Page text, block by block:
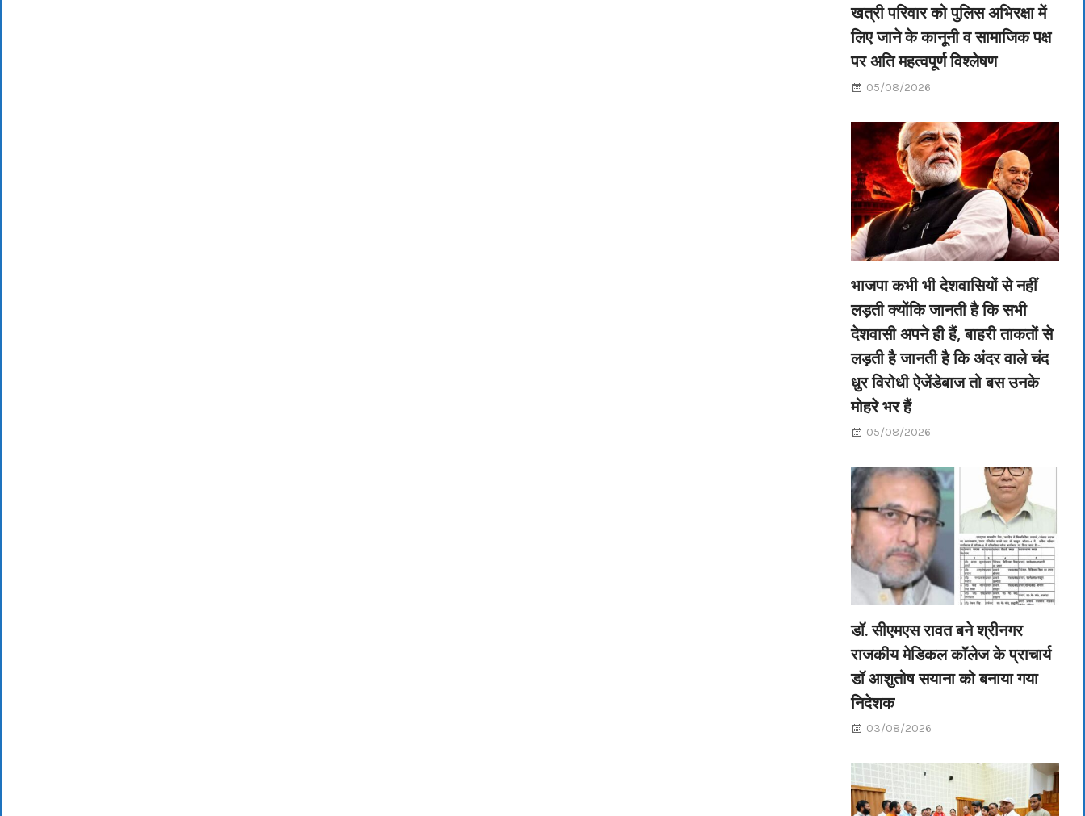
खत्री परिवार को पुलिस अभिरक्षा में
लिए जाने के कानूनी व सामाजिक पक्ष
पर अति महत्वपूर्ण विश्लेषण
05/08/2026
भाजपा कभी भी देशवासियों से नहीं
लड़ती क्योंकि जानती है कि सभी
देशवासी अपने ही हैं, बाहरी ताकतों से
लड़ती है जानती है कि अंदर वाले चंद
धुर विरोधी ऐजेंडेबाज तो बस उनके
मोहरे भर हैं
05/08/2026
डॉ. सीएमएस रावत बने श्रीनगर
राजकीय मेडिकल कॉलेज के प्राचार्य
डॉ आशुतोष सयाना को बनाया गया
निदेशक
03/08/2026